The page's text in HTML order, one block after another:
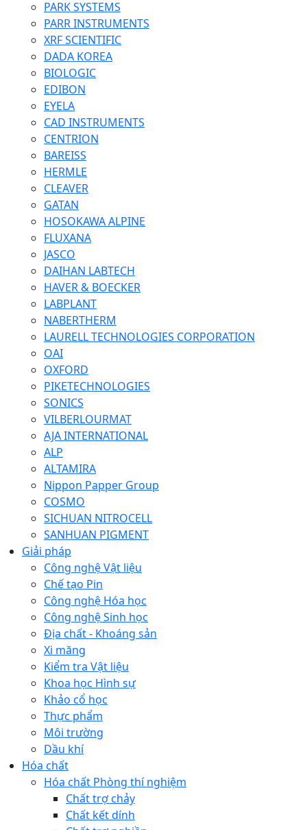
PARK SYSTEMS
PARR INSTRUMENTS
XRF SCIENTIFIC
DADA KOREA
BIOLOGIC
EDIBON
EYELA
CAD INSTRUMENTS
CENTRION
BAREISS
HERMLE
CLEAVER
GATAN
HOSOKAWA ALPINE
FLUXANA
JASCO
DAIHAN LABTECH
HAVER & BOECKER
LABPLANT
NABERTHERM
LAURELL TECHNOLOGIES CORPORATION
OAI
OXFORD
PIKETECHNOLOGIES
SONICS
VILBERLOURMAT
AJA INTERNATIONAL
ALP
ALTAMIRA
Nippon Papper Group
COSMO
SICHUAN NITROCELL
SANHUAN PIGMENT
Giải pháp
Công nghệ Vật liệu
Chế tạo Pin
Công nghệ Hóa học
Công nghệ Sinh học
Địa chất - Khoáng sản
Xi măng
Kiểm tra Vật liệu
Khoa học Hình sự
Khảo cổ học
Thực phẩm
Môi trường
Dầu khí
Hóa chất
Hóa chất Phòng thí nghiệm
Chất trợ chảy
Chất kết dính